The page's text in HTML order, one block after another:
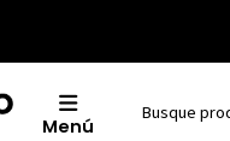
Menú